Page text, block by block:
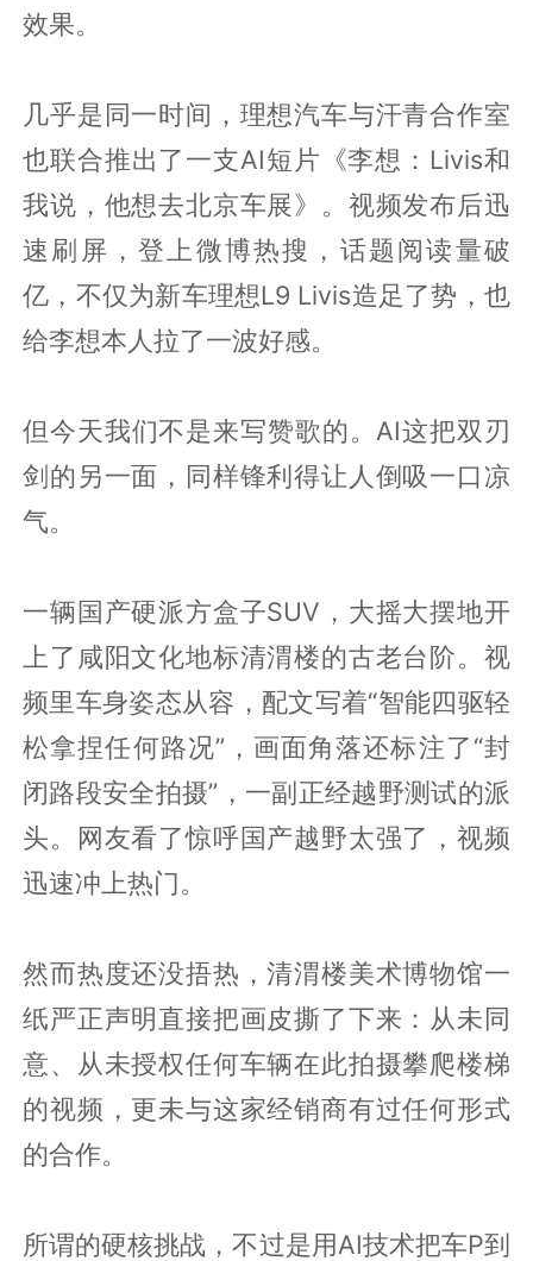
效果。
几乎是同一时间，理想汽车与汗青合作室
也联合推出了一支AI短片《李想：Livis和
我说，他想去北京车展》。视频发布后迅
速刷屏，登上微博热搜，话题阅读量破
亿，不仅为新车理想L9 Livis造足了势，也
给李想本人拉了一波好感。
但今天我们不是来写赞歌的。AI这把双刃
剑的另一面，同样锋利得让人倒吸一口凉
气。
一辆国产硬派方盒子SUV，大摇大摆地开
上了咸阳文化地标清渭楼的古老台阶。视
频里车身姿态从容，配文写着“智能四驱轻
松拿捏任何路况”，画面角落还标注了“封
闭路段安全拍摄”，一副正经越野测试的派
头。网友看了惊呼国产越野太强了，视频
迅速冲上热门。
然而热度还没捂热，清渭楼美术博物馆一
纸严正声明直接把画皮撕了下来：从未同
意、从未授权任何车辆在此拍摄攀爬楼梯
的视频，更未与这家经销商有过任何形式
的合作。
所谓的硬核挑战，不过是用AI技术把车P到